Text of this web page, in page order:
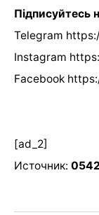
Підписуйтесь
Telegram
Instagram
Facebook
[ad_2]
Источник: